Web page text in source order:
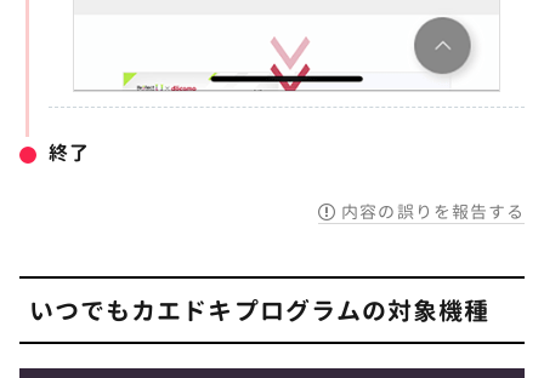
終了
内容の誤りを報告する
いつでもカエドキプログラムの対象機種